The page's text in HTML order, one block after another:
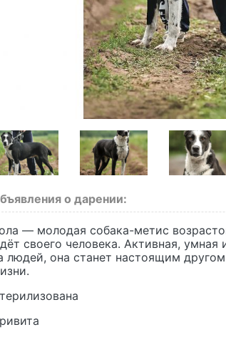
о дарении:
— молодая собака-метис
своего человека. Активная, умная
людей, она станет настоящим